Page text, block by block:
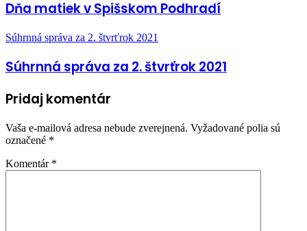
Dňa matiek v Spišskom Podhradí
Súhrnná správa za 2. štvrťrok 2021
Súhrnná správa za 2. štvrťrok 2021
Pridaj komentár
Vaša e-mailová adresa nebude zverejnená. Vyžadované polia sú
označené *
Komentár *